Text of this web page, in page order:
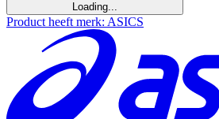
Loading...
Product heeft merk: ASICS